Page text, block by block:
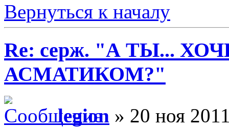
Вернуться к началу
Re: серж. "А ТЫ...
АСМАТИКОМ?"
legion » 20 ноя